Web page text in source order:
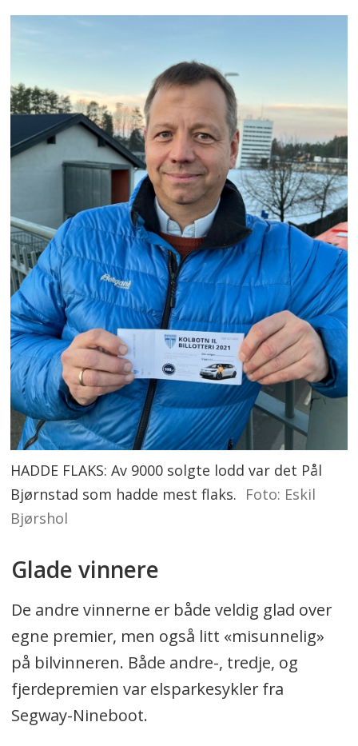
HADDE FLAKS: Av 9000 solgte lodd var det Pål
Bjørnstad som hadde mest flaks. Foto: Eskil
Bjørshol
Glade vinnere
De andre vinnerne er både veldig glad over
egne premier, men også litt «misunnelig»
på bilvinneren. Både andre-, tredje, og
fjerdepremien var elsparkesykler fra
Segway-Nineboot.